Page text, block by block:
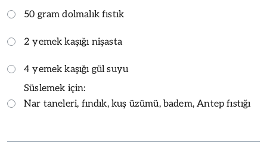
50 gram dolmalık fıstık
2 yemek kaşığı nişasta
4 yemek kaşığı gül suyu
Süslemek için:
Nar taneleri, fındık, kuş üzümü, badem, Antep fıstığı